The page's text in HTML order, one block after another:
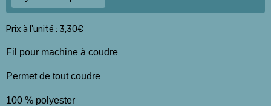
Prix à l'unité : 3,30€
Fil pour machine à coudre
Permet de tout coudre
100 % polyester